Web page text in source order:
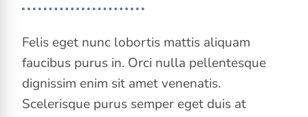
Felis eget nunc lobortis mattis aliquam
faucibus purus in. Orci nulla pellentesque
dignissim enim sit amet venenatis.
Scelerisque purus semper eget duis at